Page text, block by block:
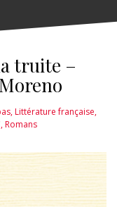
truite –
,Littérature française,
,Romans